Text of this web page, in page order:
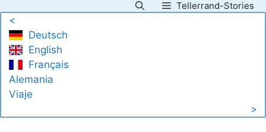
contenido
Tellerrand-Stories
<
Deutsch
English
Français
Alemania
Viaje
>